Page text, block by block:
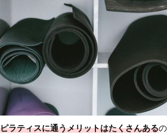
ピラティスに通うメリットはたくさんある